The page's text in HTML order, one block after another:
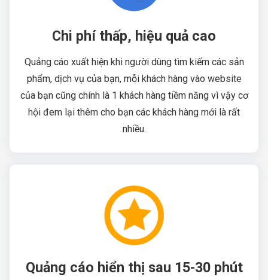
Chi phí thấp, hiệu quả cao
Quảng cáo xuất hiện khi người dùng tìm kiếm các sản
phẩm, dịch vụ của bạn, mỗi khách hàng vào website
của bạn cũng chính là 1 khách hàng tiềm năng vì vậy cơ
hội đem lại thêm cho bạn các khách hàng mới là rất
nhiều.
Quảng cáo hiển thị sau 15-30 phút